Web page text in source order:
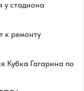
у стадиона
к ремонту
Кубка Гагарина по